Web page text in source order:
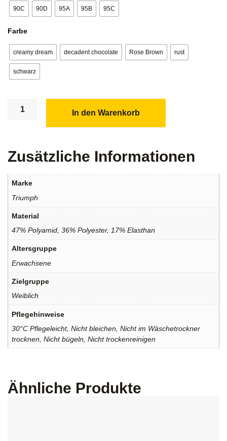
90C 90D 95A 95B 95C
Farbe
creamy dream decadent chocolate Rose Brown rust
schwarz
In den Warenkorb
Zusätzliche Informationen
Marke
Triumph
Material
47% Polyamid, 36% Polyester, 17% Elasthan
Altersgruppe
Erwachsene
Zielgruppe
Weiblich
Pflegehinweise
30°C Pflegeleicht, Nicht bleichen, Nicht im Wäschetrockner
trocknen, Nicht bügeln, Nicht trockenreinigen
Ähnliche Produkte